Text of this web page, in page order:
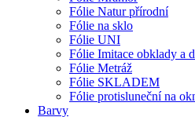
Fólie Natur přírodní
Fólie na sklo
Fólie UNI
Fólie Imitace obklady a
Fólie Metráž
Fólie SKLADEM
Fólie protisluneční na
Barvy